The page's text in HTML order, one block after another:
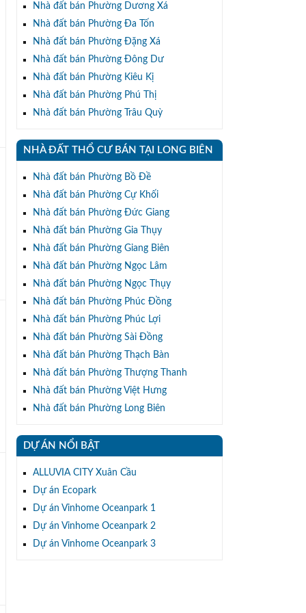
Nhà đất bán Phường Dương Xá
Nhà đất bán Phường Đa Tốn
Nhà đất bán Phường Đặng Xá
Nhà đất bán Phường Đông Dư
Nhà đất bán Phường Kiêu Kị
Nhà đất bán Phường Phú Thị
Nhà đất bán Phường Trâu Quỳ
NHÀ ĐẤT THỔ CƯ BÁN TẠI LONG BIÊN
Nhà đất bán Phường Bồ Đề
Nhà đất bán Phường Cự Khối
Nhà đất bán Phường Đức Giang
Nhà đất bán Phường Gia Thụy
Nhà đất bán Phường Giang Biên
Nhà đất bán Phường Ngọc Lâm
Nhà đất bán Phường Ngọc Thụy
Nhà đất bán Phường Phúc Đồng
Nhà đất bán Phường Phúc Lợi
Nhà đất bán Phường Sài Đồng
Nhà đất bán Phường Thạch Bàn
Nhà đất bán Phường Thượng Thanh
Nhà đất bán Phường Việt Hưng
Nhà đất bán Phường Long Biên
DỰ ÁN NỔI BẬT
ALLUVIA CITY Xuân Cầu
Dự án Ecopark
Dự án Vinhome Oceanpark 1
Dự án Vinhome Oceanpark 2
Dự án Vinhome Oceanpark 3